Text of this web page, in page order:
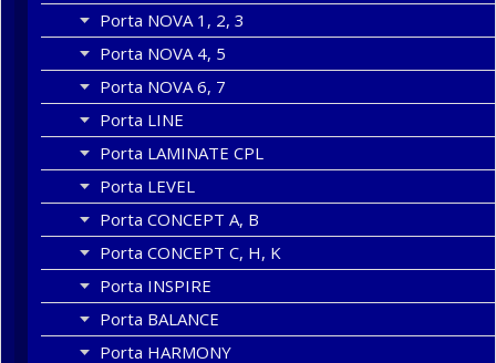
Porta NOVA 1, 2, 3
Porta NOVA 4, 5
Porta NOVA 6, 7
Porta LINE
Porta LAMINATE CPL
Porta LEVEL
Porta CONCEPT A, B
Porta CONCEPT C, H, K
Porta INSPIRE
Porta BALANCE
Porta HARMONY